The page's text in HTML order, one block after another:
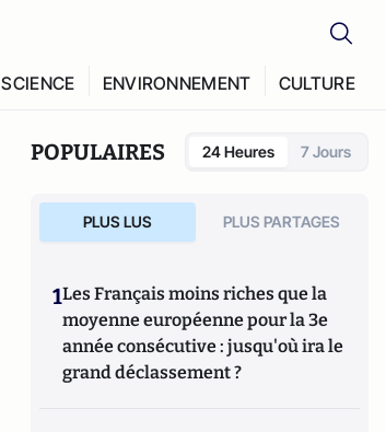
SCIENCE ENVIRONNEMENT CULTURE
POPULAIRES 24 Heures 7 Jours
PLUS LUS PLUS PARTAGES
1Les Français moins riches que la
moyenne européenne pour la 3e
année consécutive : jusqu'où ira le
grand déclassement ?